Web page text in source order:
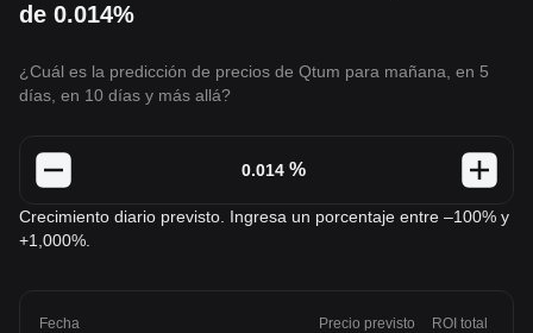
de 0.014%
¿Cuál es la predicción de precios de Qtum para mañana, en 5
días, en 10 días y más allá?
%
Crecimiento diario previsto. Ingresa un porcentaje entre –100% y
+1,000%.
Fecha Precio previsto ROI total